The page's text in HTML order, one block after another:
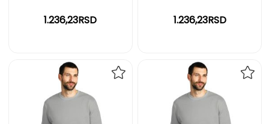
1.236,23RSD 1.236,23RSD